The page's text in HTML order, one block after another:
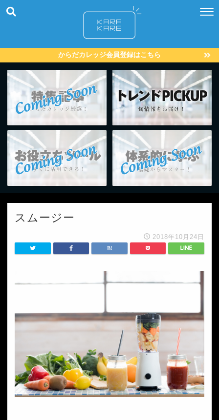
からだカレッジ会員登録はこちら
スムージー
2018年10月24日